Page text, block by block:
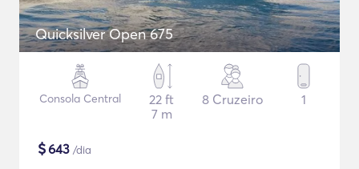
Quicksilver Open 675
Consola Central
22 ft
7 m
8 Cruzeiro 1
$643 /dia